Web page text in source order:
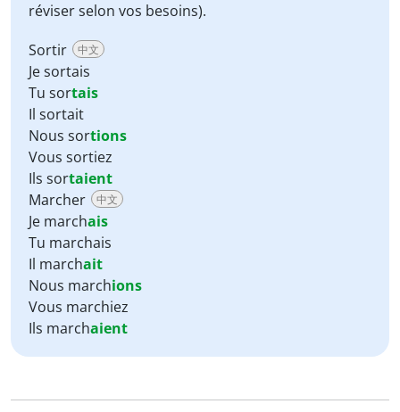
réviser selon vos besoins).
Sortir
中文
Je sortais
Tu sortais
Il sortait
Nous sortions
Vous sortiez
Ils sortaient
Marcher
中文
Je marchais
Tu marchais
Il marchait
Nous marchions
Vous marchiez
Ils marchaient